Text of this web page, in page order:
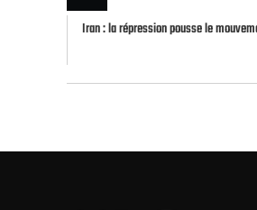
Iran : la répression pousse le